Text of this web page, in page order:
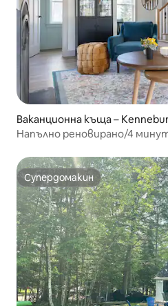
Ваканционна къща –
Напълно реновирано/4
Супердомакин
Супердомакин